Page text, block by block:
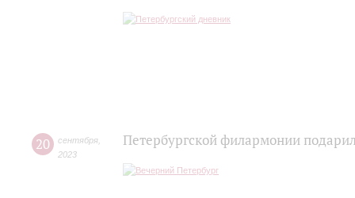
20 сентября
2023
Петербургской филармонии